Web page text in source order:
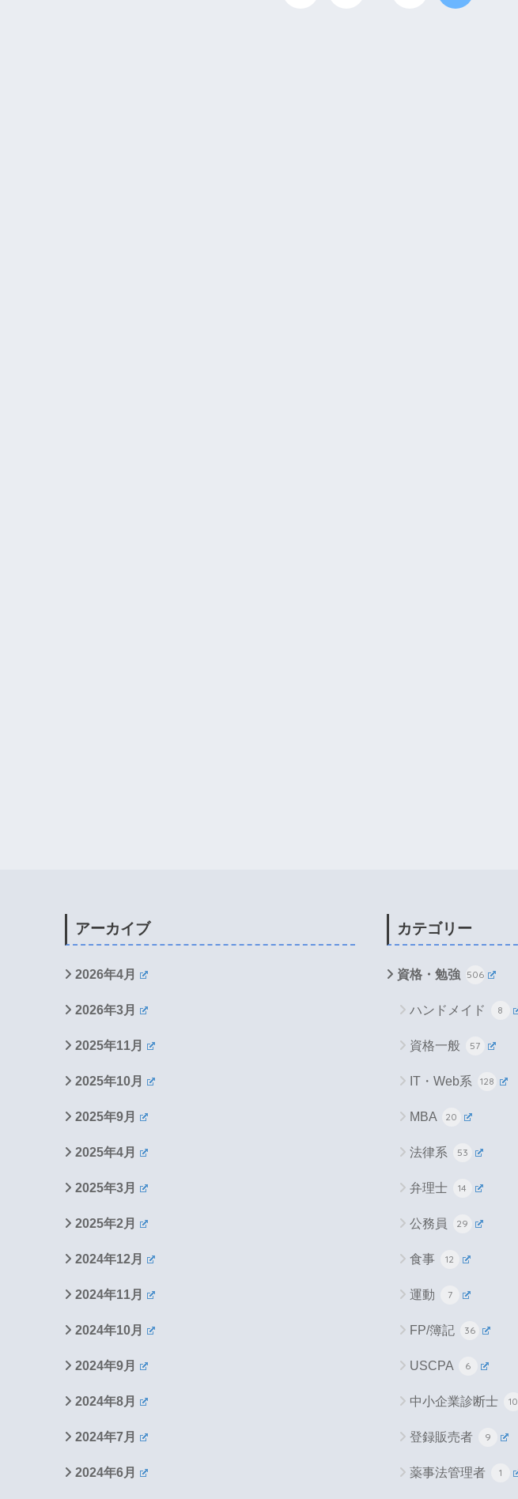
アーカイブ
2026年4月
2026年3月
2025年11月
2025年10月
2025年9月
2025年4月
2025年3月
2025年2月
2024年12月
2024年11月
2024年10月
2024年9月
2024年8月
2024年7月
2024年6月
カテゴリー
資格・勉強 506
ハンドメイド 8
資格一般 57
IT・Web系 128
MBA 20
法律系 53
弁理士 14
公務員 29
食事 12
運動 7
FP/簿記 36
USCPA 6
中小企業診断士 10
登録販売者 9
薬事法管理者 1